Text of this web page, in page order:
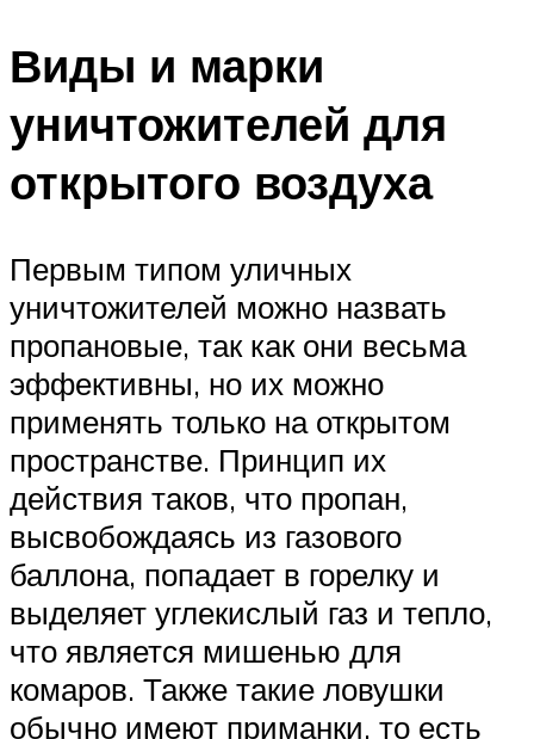
Виды и марки
уничтожителей для
открытого воздуха
Первым типом уличных
уничтожителей можно назвать
пропановые, так как они весьма
эффективны, но их можно
применять только на открытом
пространстве. Принцип их
действия таков, что пропан,
высвобождаясь из газового
баллона, попадает в горелку и
выделяет углекислый газ и тепло,
что является мишенью для
комаров. Также такие ловушки
обычно имеют приманки, то есть